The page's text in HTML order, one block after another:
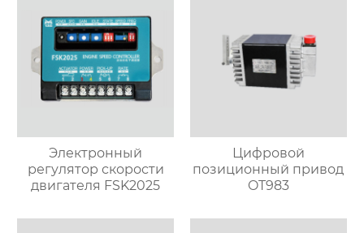
Электронный
регулятор скорости
двигателя FSK2025
Цифровой
позиционный привод
OT983